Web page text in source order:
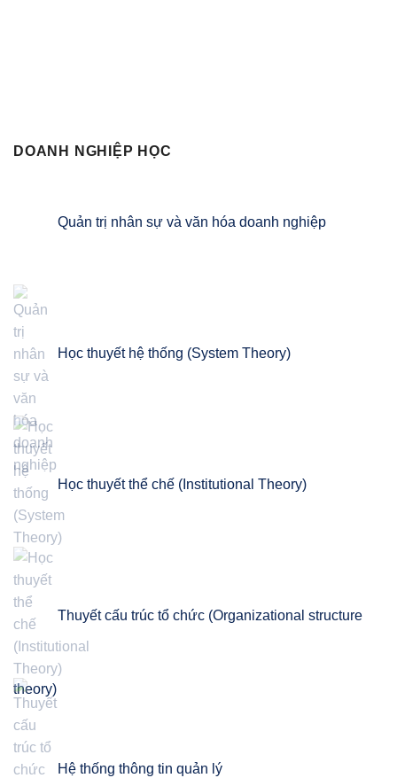
DOANH NGHIỆP HỌC
Quản trị nhân sự và văn hóa doanh nghiệp
Học thuyết hệ thống (System Theory)
Học thuyết thể chế (Institutional Theory)
Thuyết cấu trúc tổ chức (Organizational structure
theory)
Hệ thống thông tin quản lý